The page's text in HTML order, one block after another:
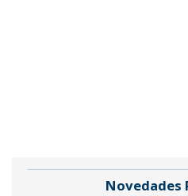
Novedades